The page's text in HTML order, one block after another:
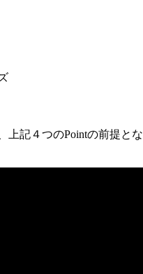
記４つのPointの前提と